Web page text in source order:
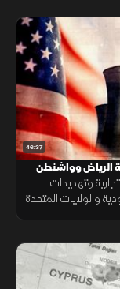
46:37
الرياض وواشنطن
وتهديدات
والولايات المتحدة